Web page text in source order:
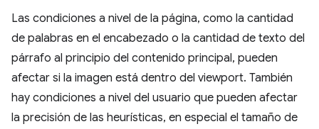
Las condiciones a nivel de la página, como la cantidad
de palabras en el encabezado o la cantidad de texto del
párrafo al principio del contenido principal, pueden
afectar si la imagen está dentro del viewport. También
hay condiciones a nivel del usuario que pueden afectar
la precisión de las heurísticas, en especial el tamaño de